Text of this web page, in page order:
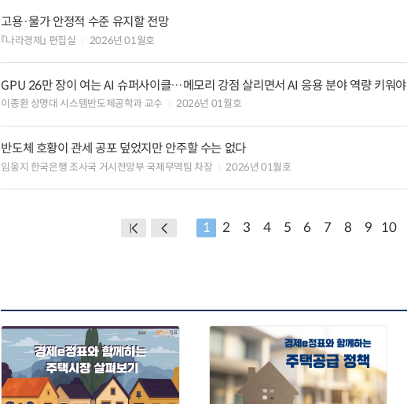
고용·물가 안정적 수준 유지할 전망
『나라경제』 편집실 2026년 01월호
GPU 26만 장이 여는 AI 슈퍼사이클…메모리 강점 살리면서 AI 응용 분야 역량 키워야
이종환 상명대 시스템반도체공학과 교수 2026년 01월호
반도체 호황이 관세 공포 덮었지만 안주할 수는 없다
임웅지 한국은행 조사국 거시전망부 국제무역팀 차장 2026년 01월호
1 2 3 4 5 6 7 8 9 10